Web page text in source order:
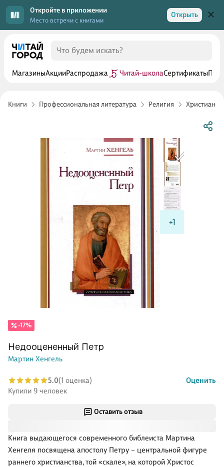
Откройте в приложении
Место встречи с книгами
Открыть
МагазиныАкцииРаспродажа Читай-школаСертификаты
Книги Профессиональная литература Религия
+1
Оставить отзыв
Книга выдающегося современного библеиста Мартина
Хенгеля посвящена апостолу Петру – центральной фигуре
раннего христианства, той «скале», на которой Христос
-17%
Недооцененный Петр
Мартин Хенгель
5.0(1 оценка)
Оценить
Купили 9 человек